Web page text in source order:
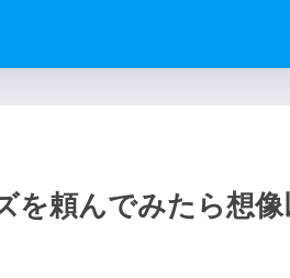
を頼んでみたら想